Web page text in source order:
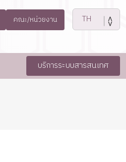
คณะ/หน่วยงาน
บริการระบบสารสนเทศ